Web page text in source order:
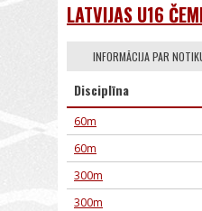
LATVIJAS U16
INFORMĀCIJA PAR
Disciplīna
60m
60m
300m
300m